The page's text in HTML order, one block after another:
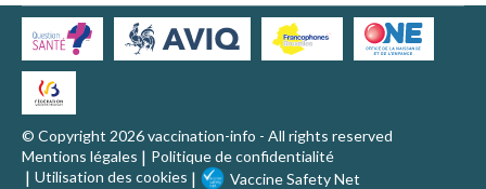
MALADIES ET VACCINS
AUTRES RESSOURCES
QUESTIONS FRÉQUENTES
© Copyright 2026 vaccination-info - All rights reserved
Mentions légales
Politique de confidentialité
Utilisation des cookies
Vaccine Safety Net